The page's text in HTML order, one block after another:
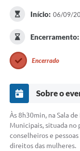
Início: 06/09/
Encerramento:
Encerrado
Sobre o
Às 8h30min, na Sala
Municipais, situada
conselheiros e
direitos das mulheres.